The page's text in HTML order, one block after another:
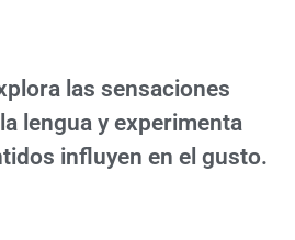
las sensaciones
lengua y experimenta
influyen en el gusto.